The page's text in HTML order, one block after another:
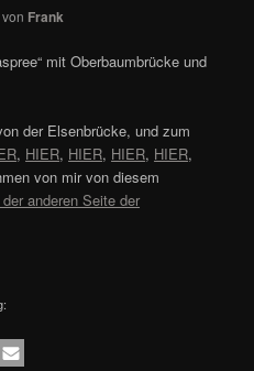
von Frank
mit Oberbaumbrücke und
der Elsenbrücke, und zum
, HIER, HIER, HIER, HIER,
von mir von diesem
anderen Seite der